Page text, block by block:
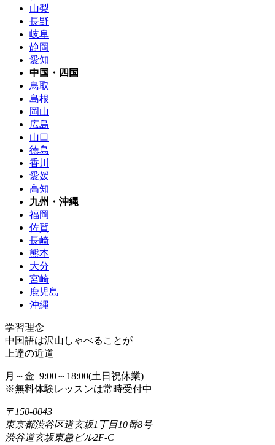
山梨
長野
岐阜
静岡
愛知
中国・四国
鳥取
島根
岡山
広島
山口
徳島
香川
愛媛
高知
九州・沖縄
福岡
佐賀
長崎
熊本
大分
宮崎
鹿児島
沖縄
学習理念
中国語は沢山しゃべることが
上達の近道
月～金 9:00～18:00(土日祝休業)
※無料体験レッスンは常時受付中
〒150-0043
東京都渋谷区道玄坂1丁目10番8号
渋谷道玄坂東急ビル2F-C